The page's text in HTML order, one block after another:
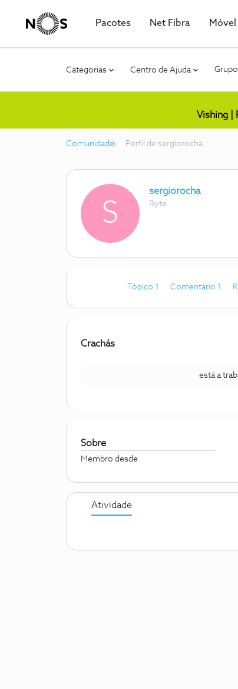
Pacotes Net Fibra Móvel
Categorias Centro de Ajuda
Vishing |
Comunidade Perfil de sergiorocha
S
sergiorocha
Byte
Tópico 1 Comentário 1
Crachás
está a
Sobre
Membro desde
Atividade